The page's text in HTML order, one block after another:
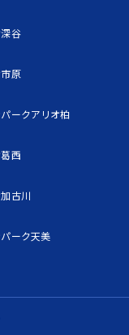
谷
原
ークアリオ柏
西
古川
ーク天美